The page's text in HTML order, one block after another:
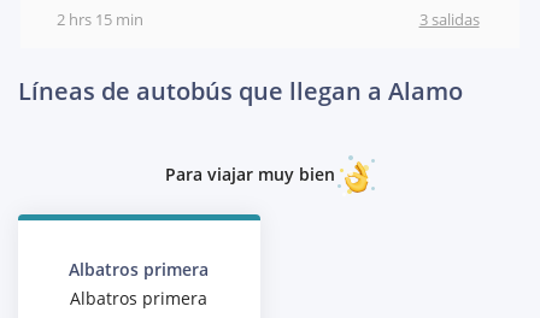
3 salidas
2 hrs 15 min
Líneas de autobús que llegan a Alamo
Para viajar muy bien
Albatros primera
Albatros primera